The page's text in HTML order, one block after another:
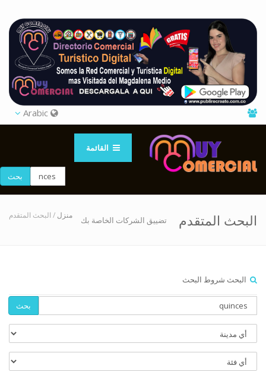
القائمة
بحث
البحث المتقدم تضييق الشركات الخاصة بك منزل / البحث المتقدم
البحث شروط البحث
بحث